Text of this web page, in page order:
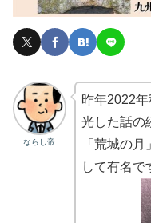
ならし帝
昨年2022
光した話の
「荒城の
して有名で